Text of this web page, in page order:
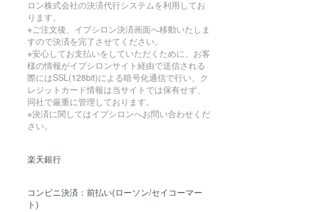
ロン株式会社の決済代行システムを利用してお
ります。
※ご注文後、イプシロン決済画面へ移動いたしま
すので決済を完了させてください。
※安心してお支払いをしていただくために、お客
様の情報がイプシロンサイト経由で送信される
際にはSSL(128bit)による暗号化通信で行い、ク
レジットカード情報は当サイトでは保有せず、
同社で厳重に管理しております。
※決済に関してはイプシロンへお問い合わせくだ
さい。
楽天銀行
コンビニ決済：前払い(ローソン/セイコーマー
ト)